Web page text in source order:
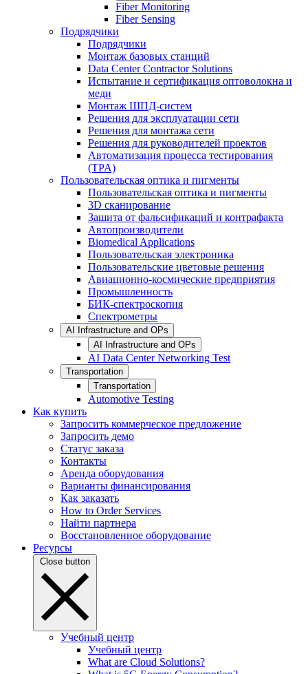
Fiber Monitoring
Fiber Sensing
Подрядчики
Подрядчики
Монтаж базовых станций
Data Center Contractor Solutions
Испытание и сертификация оптоволокна и
меди
Монтаж ШПД-систем
Решения для эксплуатации сети
Решения для монтажа сети
Решения для руководителей проектов
Автоматизация процесса тестирования
(TPA)
Пользовательская оптика и пигменты
Пользовательская оптика и пигменты
3D сканирование
Зашита от фальсификаций и контрафакта
Автопроизводители
Biomedical Applications
Пользовательская электроника
Пользовательские цветовые решения
Авиационно-космические предприятия
Промышленность
БИК-спектроскопия
Спектрометры
AI Infrastructure and OPs
AI Infrastructure and OPs
AI Data Center Networking Test
Transportation
Transportation
Automotive Testing
Как купить
Запросить коммерческое предложение
Запросить демо
Статус заказа
Контакты
Аренда оборудования
Варианты финансирования
Как заказать
How to Order Services
Найти партнера
Восстановленное оборудование
Ресурсы
Close button
Учебный центр
Учебный центр
What are Cloud Solutions?